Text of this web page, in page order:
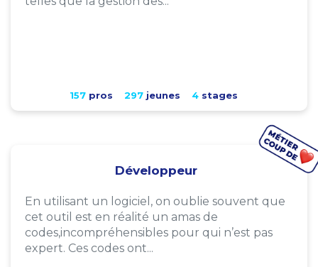
157pros 297jeunes 4stages
Développeur
En utilisant un logiciel, on oublie souvent que
cet outil est en réalité un amas de
codes,incompréhensibles pour qui n’est pas
expert. Ces codes ont...